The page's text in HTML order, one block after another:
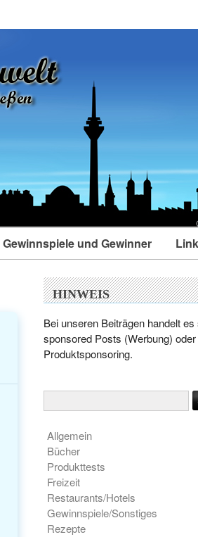
Gewinnspiele und Gewinner
HINWEIS
Bei unseren Beiträgen handelt
sponsored Posts (Werbung)
Produktsponsoring.
Allgemein
Bücher
Produkttests
Freizeit
Restaurants/Hotels
Gewinnspiele/Sonstiges
Rezepte